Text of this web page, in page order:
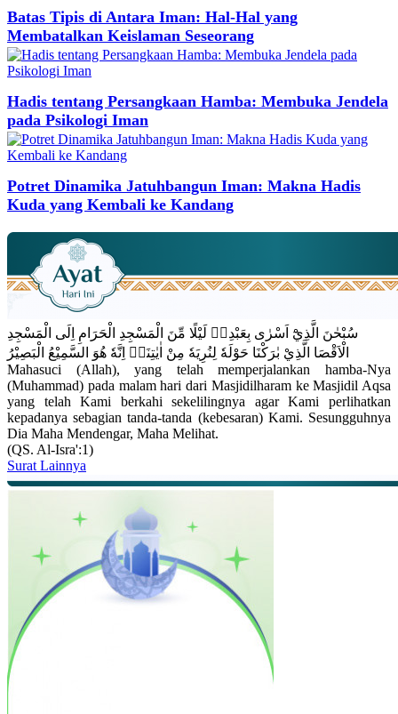
Batas Tipis di Antara Iman: Hal-Hal yang
Membatalkan Keislaman Seseorang
Hadis tentang Persangkaan Hamba: Membuka Jendela
pada Psikologi Iman
Potret Dinamika Jatuhbangun Iman: Makna Hadis
Kuda yang Kembali ke Kandang
سُبْحٰنَ الَّذِيْٓ اَسْرٰى بِعَبْدِهٖ لَيْلًا مِّنَ الْمَسْجِدِ الْحَرَامِ اِلَى الْمَسْجِدِ
الْاَقْصَا الَّذِيْ بٰرَكْنَا حَوْلَهٗ لِنُرِيَهٗ مِنْ اٰيٰتِنَاۗ اِنَّهٗ هُوَ السَّمِيْعُ الْبَصِيْرُ
Mahasuci (Allah), yang telah memperjalankan hamba-Nya
(Muhammad) pada malam hari dari Masjidilharam ke Masjidil Aqsa
yang telah Kami berkahi sekelilingnya agar Kami perlihatkan
kepadanya sebagian tanda-tanda (kebesaran) Kami. Sesungguhnya
Dia Maha Mendengar, Maha Melihat.
(QS. Al-Isra':1)
Surat Lainnya